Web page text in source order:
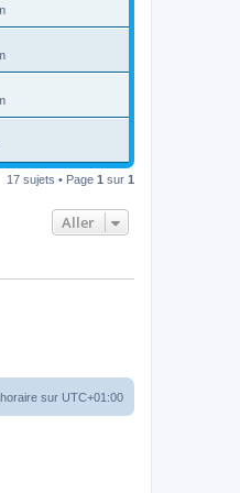
17 sujets • Page 1 sur 1
Aller
sur UTC+01:00